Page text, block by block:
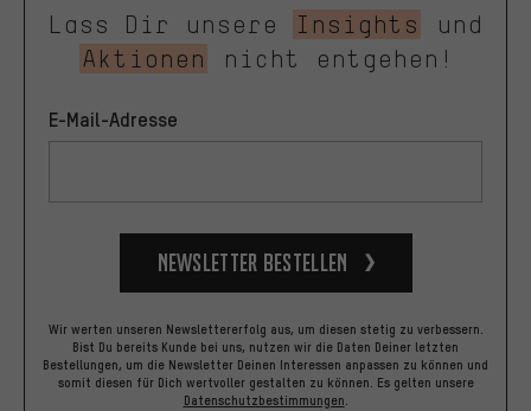
Lass Dir unsere Insights
und
Aktionen
nicht entgehen!
E-Mail-Adresse
Newsletter bestellen
Wir werten unseren Newslettererfolg aus, um diesen stetig zu verbessern.
Bist Du bereits Kunde bei uns, nutzen wir die Daten Deiner letzten
Bestellungen, um die Newsletter Deinen Interessen anpassen zu können und
somit diesen für Dich wertvoller gestalten zu können. Es gelten unsere
Datenschutzbestimmungen.